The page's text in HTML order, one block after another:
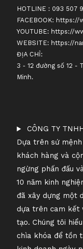
HOTLINE : 093 507
FACEBOOK: https://
YOUTUBE: https://
WEBSITE: https://
ĐỊA CHỈ:
3 - 12 đường số 12 -
Minh.
CÔNG TY
Dựa trên sứ
khách hàng và
ngừng phấn đấu
10 năm kinh
đã xây dựng một
dựa trên cam kết
tạo. Chúng tôi
chìa khóa để tồn